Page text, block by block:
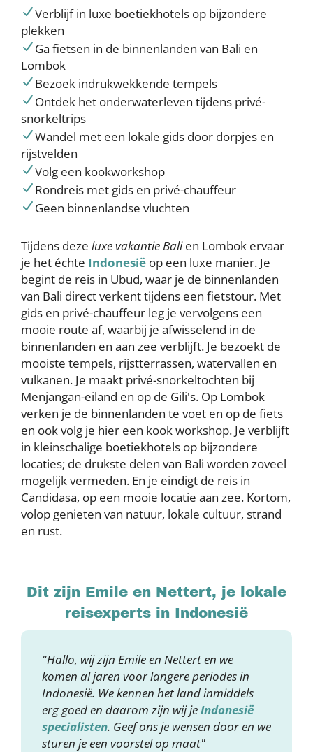
Verblijf in luxe boetiekhotels op bijzondere
plekken
Ga fietsen in de binnenlanden van Bali en
Lombok
Bezoek indrukwekkende tempels
Ontdek het onderwaterleven tijdens privé-
snorkeltrips
Wandel met een lokale gids door dorpjes en
rijstvelden
Volg een kookworkshop
Rondreis met gids en privé-chauffeur
Geen binnenlandse vluchten
Tijdens deze luxe vakantie Balien Lombok ervaar
je het échte Indonesië op een luxe manier. Je
begint de reis in Ubud, waar je de binnenlanden
van Bali direct verkent tijdens een fietstour. Met
gids en privé-chauffeur leg je vervolgens een
mooie route af, waarbij je afwisselend in de
binnenlanden en aan zee verblijft. Je bezoekt de
mooiste tempels, rijstterrassen, watervallen en
vulkanen. Je maakt privé-snorkeltochten bij
Menjangan-eiland en op de Gili's. Op Lombok
verken je de binnenlanden te voet en op de fiets
en ook volg je hier een kook workshop. Je verblijft
in kleinschalige boetiekhotels op bijzondere
locaties; de drukste delen van Bali worden zoveel
mogelijk vermeden. En je eindigt de reis in
Candidasa, op een mooie locatie aan zee. Kortom,
volop genieten van natuur, lokale cultuur, strand
en rust.
Dit zijn Emile en Nettert, je lokale
reisexperts in Indonesië
"Hallo, wij zijn Emile en Nettert en we
komen al jaren voor langere periodes in
Indonesië. We kennen het land inmiddels
erg goed en daarom zijn wij jeIndonesië
specialisten. Geef ons je wensen door en we
sturen je een voorstel op maat"